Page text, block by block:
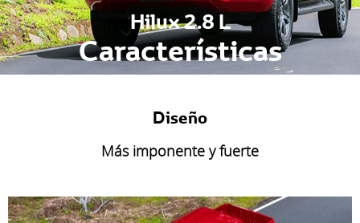
Hilux 2.8 L
Características
Diseño
Más imponente y fuerte